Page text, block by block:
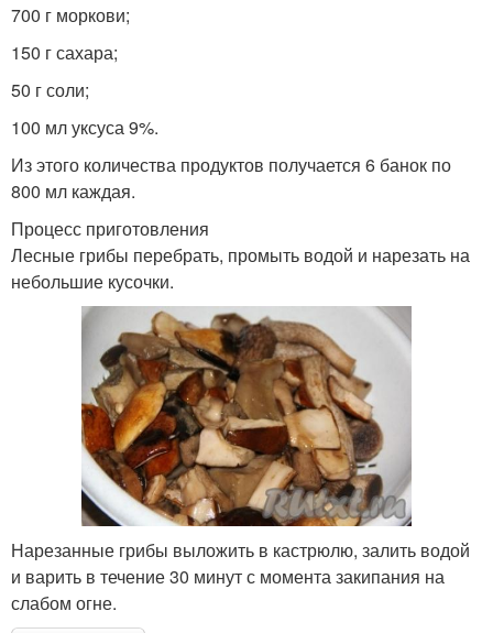
700 г моркови;
150 г сахара;
50 г соли;
100 мл уксуса 9%.
Из этого количества продуктов получается 6 банок по
800 мл каждая.
Процесс приготовления
Лесные грибы перебрать, промыть водой и нарезать на
небольшие кусочки.
Нарезанные грибы выложить в кастрюлю, залить водой
и варить в течение 30 минут с момента закипания на
слабом огне.